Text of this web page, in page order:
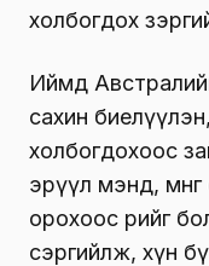
холбогдох
Иймд
сахин
холбогдохоос
эрүүл мэнд,
орохоос өөрийгөө
сэргийлж, хүн